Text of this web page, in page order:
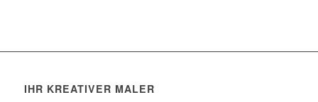
IHR KREATIVER MALER